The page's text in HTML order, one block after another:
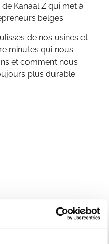
Kanaal Z qui met à
belges.
de nos usines et
minutes qui nous
et comment nous
plus durable.